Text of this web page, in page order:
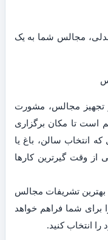
مجالس شما به یک
تجهیز مجالس، مشورت
است تا مکان برگزاری
انتخاب سالن، باغ یا
از وقت گیرترین کارها
بهترین تشریفات مجالس
برای شما فراهم خواهد
انتخاب کنید.